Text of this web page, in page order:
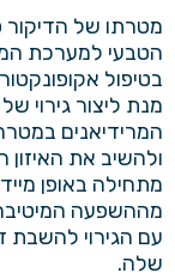
מטרתו של הדיקור
הטבעי למערכת
בטיפול
מנת ליצור גירוי
המרידיאנים
ולהשיב את
מתחילה באופן
מההשפעה
עם הגירוי להשבת
שלה.